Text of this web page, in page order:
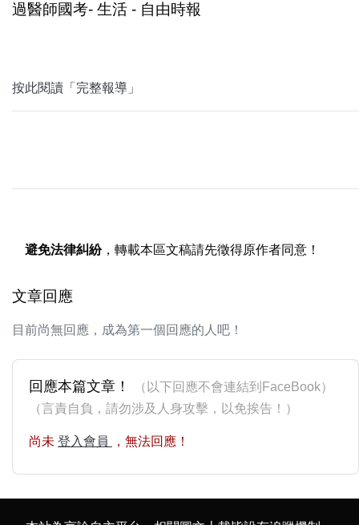
過醫師國考- 生活 - 自由時報
按此閱讀「完整報導」
避免法律糾紛，轉載本區文稿請先徵得原作者同意！
文章回應
目前尚無回應，成為第一個回應的人吧！
回應本篇文章！
（以下回應不會連結到FaceBook）
（言責自負，請勿涉及人身攻擊，以免挨告！）
尚未 登入會員 ，無法回應！